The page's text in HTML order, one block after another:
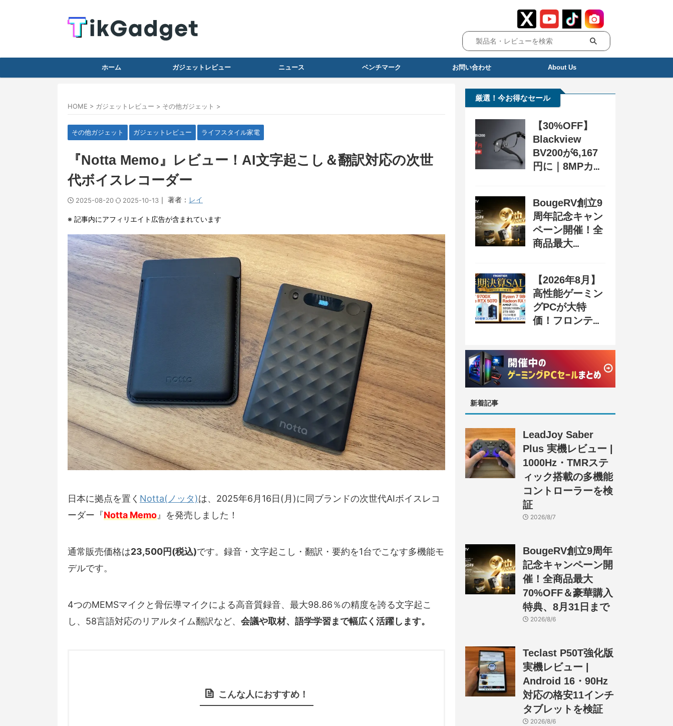
ホーム ガジェットレビュー ニュース ベンチマーク お問い合わせ About Us
HOME > ガジェットレビュー > その他ガジェット >
その他ガジェット ガジェットレビュー ライフスタイル家電
『Notta Memo』レビュー！AI文字起こし＆翻訳対応の次世
代ボイスレコーダー
2025-08-20 2025-10-13 ｜ 著者： レイ
※ 記事内にアフィリエイト広告が含まれています
日本に拠点を置く Notta(ノッタ)は、2025年6月16日(月)に同ブランドの次世代AIボイスレコ
ーダー『Notta Memo』を発売しました！
通常販売価格は23,500円(税込)です。録音・文字起こし・翻訳・要約を1台でこなす多機能モ
デルです。
4つのMEMSマイクと骨伝導マイクによる高音質録音、最大98.86％の精度を誇る文字起こ
し、58言語対応のリアルタイム翻訳など、 会議や取材、語学学習まで幅広く活躍します。
こんな人におすすめ！
厳選！今お得なセール
【30%OFF】
Blackview
BV200が6,167
円に｜8MPカメ
ン配布中
BougeRV創立9
周年記念キャン
ペーン開催！全
商品最大
31日まで
【2026年8月】
高性能ゲーミン
グPCが大特
価！フロンティ
SALE』開催、
セール情報まと
め
新着記事
LeadJoy Saber
Plus 実機レビュー |
1000Hz・TMRステ
ィック搭載の多機能
コントローラーを検
証
2026/8/7
BougeRV創立9周年
記念キャンペーン開
催！全商品最大
70%OFF＆豪華購入
特典、8月31日まで
2026/8/6
Teclast P50T強化版
実機レビュー |
Android 16・90Hz
対応の格安11インチ
タブレットを検証
2026/8/6